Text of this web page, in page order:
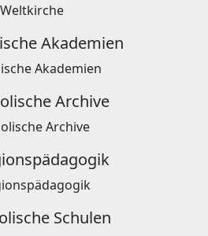
Weltkirche
Akademien
Archive